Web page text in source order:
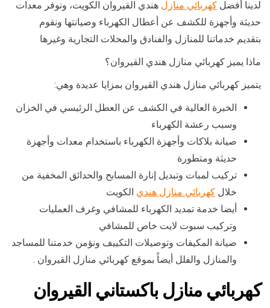
لدينا أفضل كهربائي منازل هندي القيروان الكويت، ونوفر معدات
حديثة وأجهزة للكشف عن أعطال الكهرباء وصيانتها ونقوم
بتقديم خدماتنا للمنازل والفنادق والمحلات التجارية وغيرها
ماذا يميز كهربائي منازل هندي القيروان؟
يتميز كهربائي منازل هندي القيروان بمزايا عديدة وهي:
الخبرة العالية في الكشف عن العطل الرئيسي في الخزان
وسبب رعشة الكهرباء
صيانة بلاكات وأجهزة الكهرباء باستخدام معدات وأجهزة
حديثة ومتطورة
تركيب لمبات وتبديل إنارة المسابح والحدائق المخفية من
خلال كهربائي منازل هندي الكويت
أيضا خدمة تمديد الكهرباء للمشافي وغرف العمليات
وتركيب سبوت لايت خاص للمشافي
صيانة المكيفات وتوصيلات التكييف ونؤمن خدمتنا للمساجد
والمنازل والفلل أيضاً بموقع كهربائي منازل القيروان .
كهربائي منازل باكستاني القيروان